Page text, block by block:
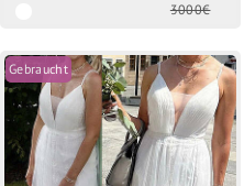
3000€
Gebraucht